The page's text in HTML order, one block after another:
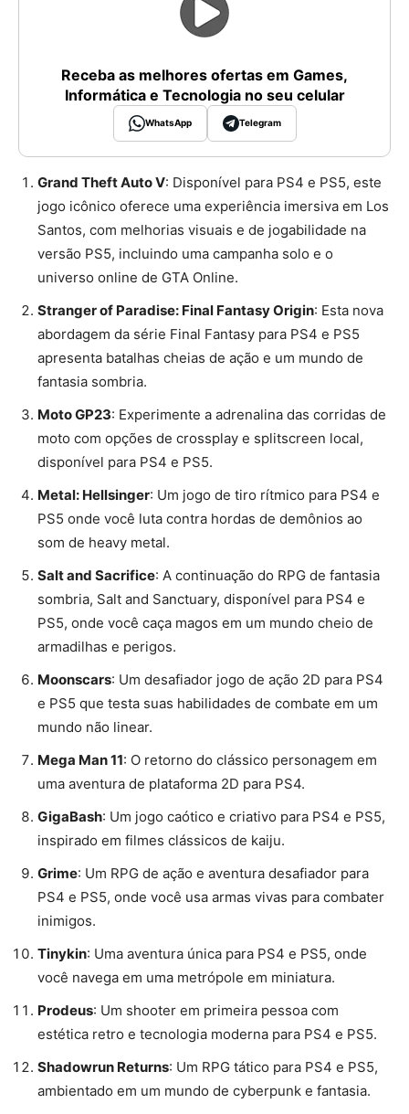
Receba as melhores ofertas em Games,
Informática e Tecnologia no seu celular
WhatsApp Telegram
Grand Theft Auto V: Disponível para PS4 e PS5, este
jogo icônico oferece uma experiência imersiva em Los
Santos, com melhorias visuais e de jogabilidade na
versão PS5, incluindo uma campanha solo e o
universo online de GTA Online​​.
Stranger of Paradise: Final Fantasy Origin: Esta nova
abordagem da série Final Fantasy para PS4 e PS5
apresenta batalhas cheias de ação e um mundo de
fantasia sombria​​.
Moto GP23: Experimente a adrenalina das corridas de
moto com opções de crossplay e splitscreen local,
disponível para PS4 e PS5​​.
Metal: Hellsinger: Um jogo de tiro rítmico para PS4 e
PS5 onde você luta contra hordas de demônios ao
som de heavy metal​​.
Salt and Sacrifice: A continuação do RPG de fantasia
sombria, Salt and Sanctuary, disponível para PS4 e
PS5, onde você caça magos em um mundo cheio de
armadilhas e perigos​​.
Moonscars: Um desafiador jogo de ação 2D para PS4
e PS5 que testa suas habilidades de combate em um
mundo não linear​​.
Mega Man 11: O retorno do clássico personagem em
uma aventura de plataforma 2D para PS4​​.
GigaBash: Um jogo caótico e criativo para PS4 e PS5,
inspirado em filmes clássicos de kaiju​​.
Grime: Um RPG de ação e aventura desafiador para
PS4 e PS5, onde você usa armas vivas para combater
inimigos​​.
Tinykin: Uma aventura única para PS4 e PS5, onde
você navega em uma metrópole em miniatura​​.
Prodeus: Um shooter em primeira pessoa com
estética retro e tecnologia moderna para PS4 e PS5​​.
Shadowrun Returns: Um RPG tático para PS4 e PS5,
ambientado em um mundo de cyberpunk e fantasia​​.